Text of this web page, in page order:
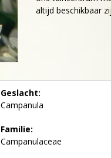
altijd beschikbaar
Geslacht:
Campanula
Familie:
Campanulaceae